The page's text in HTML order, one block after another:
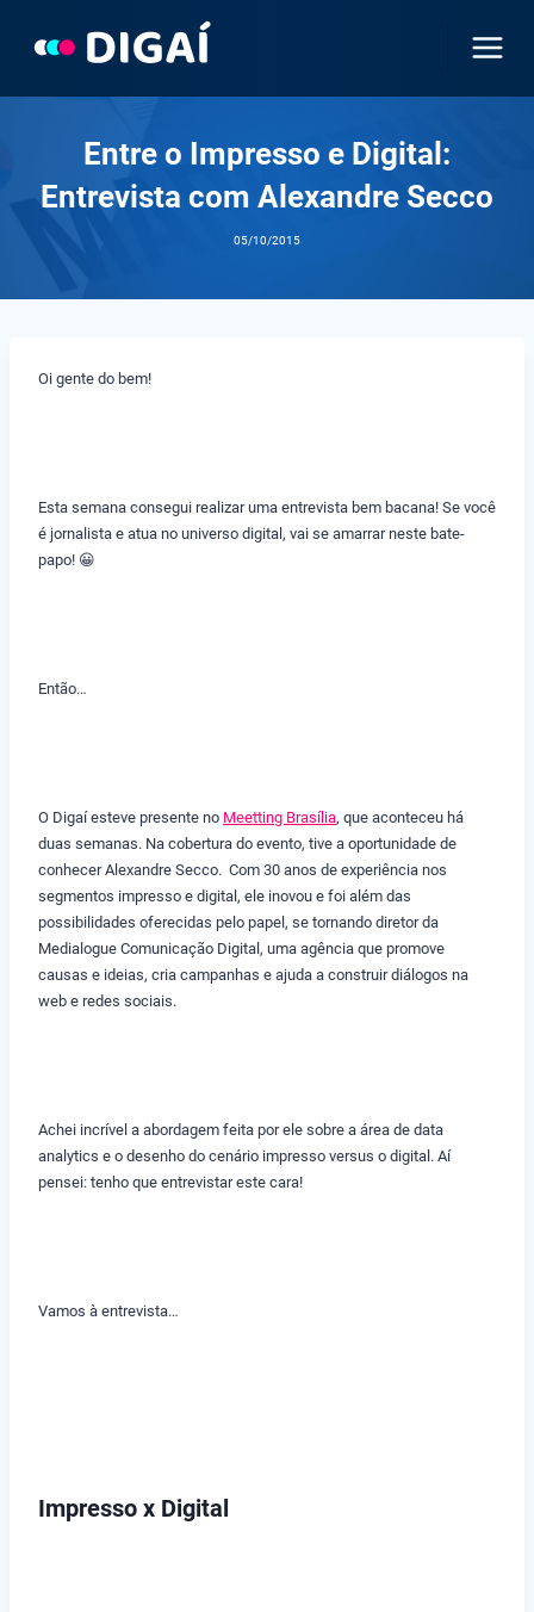
Entre o Impresso e Digital:
Entrevista com Alexandre Secco
05/10/2015
Oi gente do bem!
Esta semana consegui realizar uma entrevista bem bacana! Se você
é jornalista e atua no universo digital, vai se amarrar neste bate-
papo! 😀
Então…
O Digaí esteve presente no Meetting Brasília, que aconteceu há
duas semanas. Na cobertura do evento, tive a oportunidade de
conhecer Alexandre Secco. Com 30 anos de experiência nos
segmentos impresso e digital, ele inovou e foi além das
possibilidades oferecidas pelo papel, se tornando diretor da
Medialogue Comunicação Digital, uma agência que promove
causas e ideias, cria campanhas e ajuda a construir diálogos na
web e redes sociais.
Achei incrível a abordagem feita por ele sobre a área de data
analytics e o desenho do cenário impresso versus o digital. Aí
pensei: tenho que entrevistar este cara!
Vamos à entrevista…
Impresso x Digital